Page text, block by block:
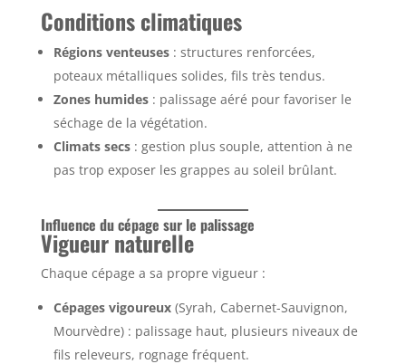
Conditions climatiques
Régions venteuses: structures renforcées,
poteaux métalliques solides, fils très tendus.
Zones humides: palissage aéré pour favoriser le
séchage de la végétation.
Climats secs: gestion plus souple, attention à ne
pas trop exposer les grappes au soleil brûlant.
Influence du cépage sur le palissage
Vigueur naturelle
Chaque cépage a sa propre vigueur :
Cépages vigoureux(Syrah, Cabernet-Sauvignon,
Mourvèdre) : palissage haut, plusieurs niveaux de
fils releveurs, rognage fréquent.